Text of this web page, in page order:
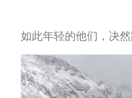
如此年轻的他们，决